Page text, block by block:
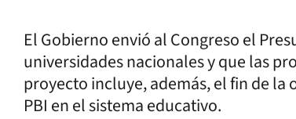
El Gobierno envió al Congreso el
universidades nacionales y que las
proyecto incluye, además, el fin de
PBI en el sistema educativo.